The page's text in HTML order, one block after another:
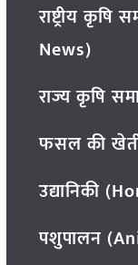
राष्ट्रीय
News)
राज्य कृषि
फसल की
उद्यानिकी
पशुपालन